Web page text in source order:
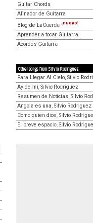
Guitar Chords
Afinador de Guitarra
Blog de LaCuerda ¡nuevo!
Aprender a tocar Guitarra
Acordes Guitarra
Other songs from Silvio Rodriguez
Para Llegar Al Cielo, Silvio
Ay de mí, Silvio Rodriguez
Resumen de Noticias, Silvio
Angola es una, Silvio Rodriguez
Como quien dice, Silvio
El breve espacio, Silvio